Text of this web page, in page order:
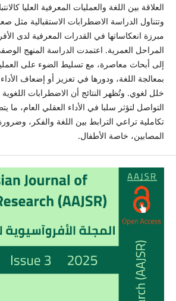
العلاقة بين اللغة والعمليات المعرفية العليا
وتتناول الدراسة الاضطرابات الاستقبالية مثل
مبرزة انعكاساتها في القدرات المعرفية لدى
المراحل العمرية. اعتمدت الدراسة المنهج
إلى أبحاث معاصرة، مع تسليط الضوء على
بمعالجة اللغة، ودورها في تعزيز أو إضعاف
خلل لغوي. وتُظهر النتائج أن الاضطرابات اللغوية
التواصل لتؤثر سلبا في الأداء العقلي العام، ما
تكاملية تراعي الترابط بين اللغة والفكر،
المصابين، خاصة الأطفال.